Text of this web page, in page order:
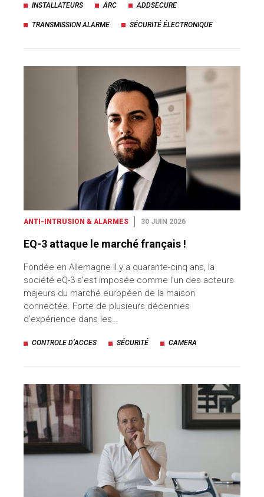
INSTALLATEURS ARC ADDSECURE
TRANSMISSION ALARME SÉCURITÉ ÉLECTRONIQUE
ANTI-INTRUSION & ALARMES 30 JUIN 2026
EQ-3 attaque le marché français !
Fondée en Allemagne il y a quarante-cinq ans, la
société eQ-3 s’est imposée comme l’un des acteurs
majeurs du marché européen de la maison
connectée. Forte de plusieurs décennies
d’expérience dans les…
CONTROLE D’ACCES SÉCURITÉ CAMERA